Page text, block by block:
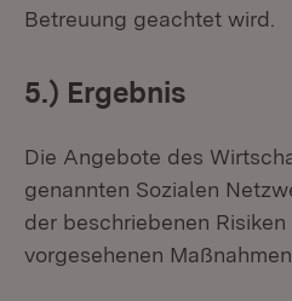
Betreuung geachtet wird.
5.) Ergebnis
Die Angebote des
genannten Sozialen
der beschriebenen
vorgesehenen